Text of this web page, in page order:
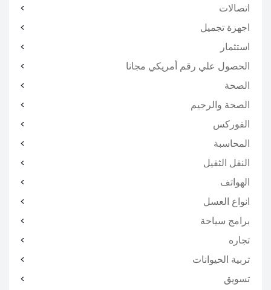
اتصالات
اجهزة تجميل
استثمار
الحصول علي رقم أمريكي مجانا
الصحة
الصحة والرجيم
الفوركس
المحاسبة
النقل الثقيل
الهواتف
انواع العسل
برامج سياحة
تجاره
تربية الحيوانات
تسويق